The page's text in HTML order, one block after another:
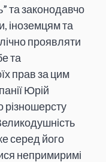
та законодавчо
іноземцям та
проявляти
та
прав за цим
Юрій
різношерсту
серед його
непримиримі